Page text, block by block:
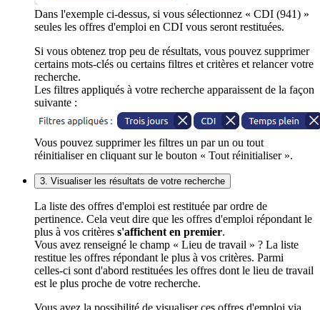
Dans l'exemple ci-dessus, si vous sélectionnez « CDI (941) »
seules les offres d'emploi en CDI vous seront restituées.
Si vous obtenez trop peu de résultats, vous pouvez supprimer
certains mots-clés ou certains filtres et critères et relancer votre
recherche.
Les filtres appliqués à votre recherche apparaissent de la façon
suivante :
Vous pouvez supprimer les filtres un par un ou tout
réinitialiser en cliquant sur le bouton « Tout réinitialiser ».
3. Visualiser les résultats de votre recherche
La liste des offres d'emploi est restituée par ordre de
pertinence. Cela veut dire que les offres d'emploi répondant le
plus à vos critères s'affichent en premier.
Vous avez renseigné le champ « Lieu de travail » ? La liste
restitue les offres répondant le plus à vos critères. Parmi
celles-ci sont d'abord restituées les offres dont le lieu de travail
est le plus proche de votre recherche.
Vous avez la possibilité de visualiser ces offres d'emploi via